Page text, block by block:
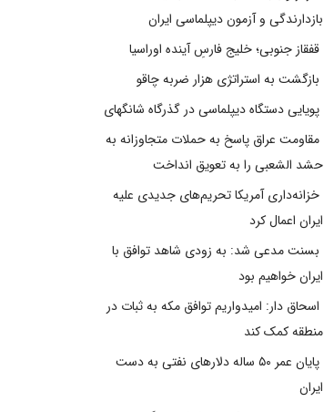
بازدارندگی و آزمون دیپلماسی ایران
قفقاز جنوبی؛ خلیج فارسِ آینده اوراسیا
بازگشت به استراتژی هزار ضربه چاقو
پویایی دستگاه دیپلماسی در گذرگاه شانگهای
مقاومت عراق پاسخ به حملات متجاوزانه به
حشد الشعبی را به تعویق انداخت
خزانه‌داری آمریکا تحریم‌های جدیدی علیه
ایران اعمال کرد
بسنت مدعی شد: به زودی شاهد توافق با
ایران خواهیم بود
اسحاق دار: امیدواریم توافق مکه به ثبات در
منطقه کمک کند
پایان عمر ۵۰ ساله دلارهای نفتی به دست
ایران